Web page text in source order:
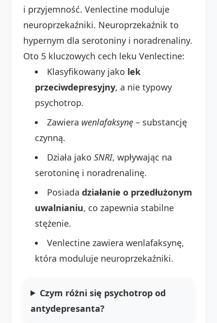
i przyjemność. Venlectine moduluje
neuroprzekaźniki. Neuroprzekaźnik to
hypernym dla serotoniny i noradrenaliny.
Oto 5 kluczowych cech leku Venlectine:
Klasyfikowany jako lek
przeciwdepresyjny, a nie typowy
psychotrop.
Zawiera wenlafaksynę – substancję
czynną.
Działa jako SNRI, wpływając na
serotoninę i noradrenalinę.
Posiada działanie o przedłużonym
uwalnianiu, co zapewnia stabilne
stężenie.
Venlectine zawiera wenlafaksynę,
która moduluje neuroprzekaźniki.
Czym różni się psychotrop od
antydepresanta?